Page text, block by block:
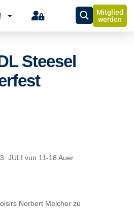
Mitglied
werden
Steesel
JULI vun 11-18 Auer
Norbert Melcher zu